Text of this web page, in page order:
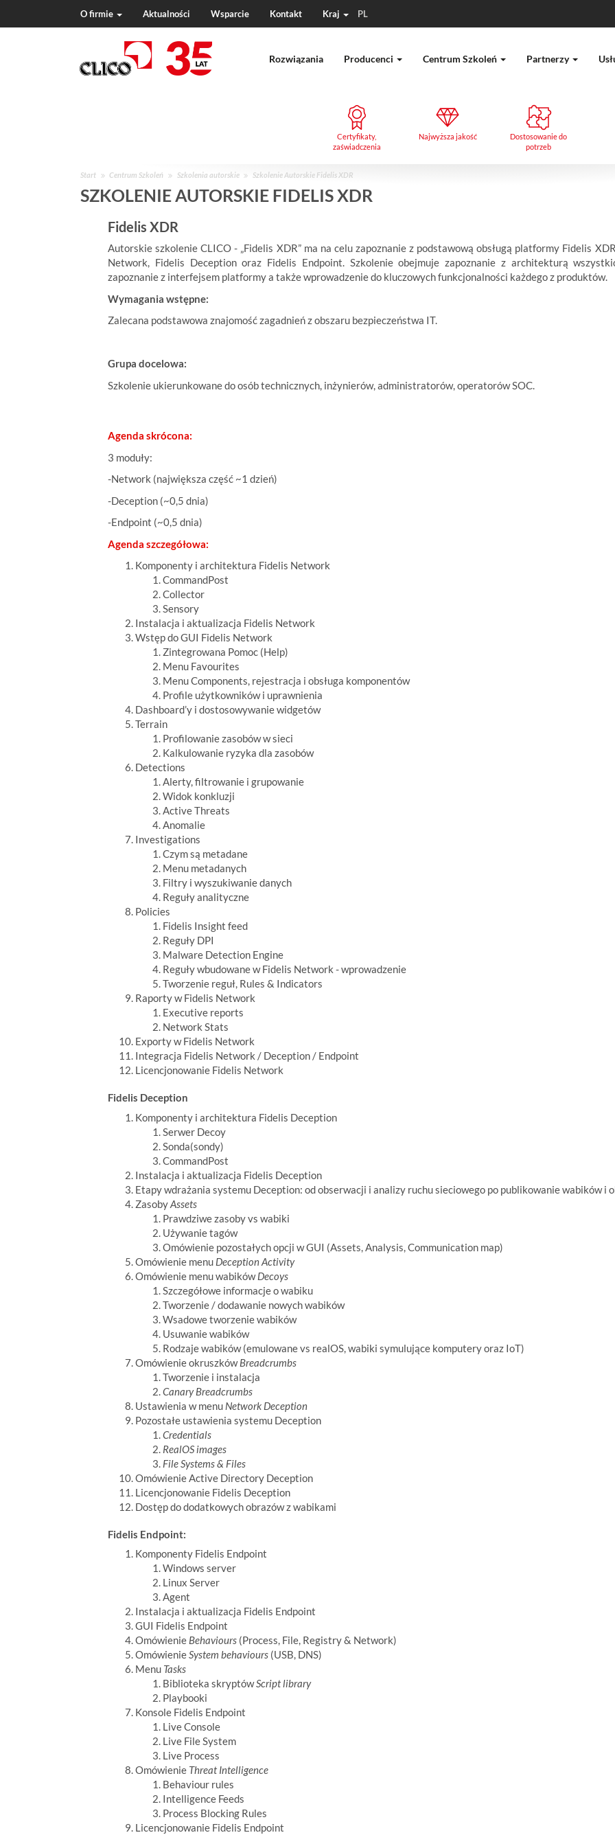
O firmie Aktualności Wsparcie Kontakt Kraj PL
Rozwiązania Producenci Centrum Szkoleń Partnerzy
Certyfikaty,
zaświadczenia
Najwyższa jakość
Dostosowanie do
potrzeb
J
e
s
Start Centrum Szkoleń Szkolenia autorskie Szkolenie Autorskie Fidelis XDR
SZKOLENIE AUTORSKIE FIDELIS XDR
Fidelis XDR
Autorskie szkolenie CLICO - „Fidelis XDR” ma na celu zapoznanie z podstawową obsługą platformy Fidelis
Network, Fidelis Deception oraz Fidelis Endpoint. Szkolenie obejmuje zapoznanie z architekturą
zapoznanie z interfejsem platformy a także wprowadzenie do kluczowych funkcjonalności każdego z produktów.
Wymagania wstępne:
Zalecana podstawowa znajomość zagadnień z obszaru bezpieczeństwa IT.
Grupa docelowa:
Szkolenie ukierunkowane do osób technicznych, inżynierów, administratorów, operatorów SOC.
Agenda skrócona:
3 moduły:
-Network (największa część ~1 dzień)
-Deception (~0,5 dnia)
-Endpoint (~0,5 dnia)
Agenda szczegółowa:
Komponenty i architektura Fidelis Network
CommandPost
Collector
Sensory
Instalacja i aktualizacja Fidelis Network
Wstęp do GUI Fidelis Network
Zintegrowana Pomoc (Help)
Menu Favourites
Menu Components, rejestracja i obsługa komponentów
Profile użytkowników i uprawnienia
Dashboard’y i dostosowywanie widgetów
Terrain
Profilowanie zasobów w sieci
Kalkulowanie ryzyka dla zasobów
Detections
Alerty, filtrowanie i grupowanie
Widok konkluzji
Active Threats
Anomalie
Investigations
Czym są metadane
Menu metadanych
Filtry i wyszukiwanie danych
Reguły analityczne
Policies
Fidelis Insight feed
Reguły DPI
Malware Detection Engine
Reguły wbudowane w Fidelis Network - wprowadzenie
Tworzenie reguł, Rules & Indicators
Raporty w Fidelis Network
Executive reports
Network Stats
Exporty w Fidelis Network
Integracja Fidelis Network / Deception / Endpoint
Licencjonowanie Fidelis Network
Fidelis Deception
Komponenty i architektura Fidelis Deception
Serwer Decoy
Sonda(sondy)
CommandPost
Instalacja i aktualizacja Fidelis Deception
Etapy wdrażania systemu Deception: od obserwacji i analizy ruchu sieciowego po publikowanie wabików i
ZasobyAssets
Prawdziwe zasoby vs wabiki
Używanie tagów
Omówienie pozostałych opcji w GUI (Assets, Analysis, Communication map)
Omówienie menu Deception Activity
Omówienie menu wabikówDecoys
Szczegółowe informacje o wabiku
Tworzenie / dodawanie nowych wabików
Wsadowe tworzenie wabików
Usuwanie wabików
Rodzaje wabików (emulowane vs realOS, wabiki symulujące komputery oraz IoT)
Omówienie okruszkówBreadcrumbs
Tworzenie i instalacja
Canary Breadcrumbs
Ustawienia w menu Network Deception
Pozostałe ustawienia systemu Deception
Credentials
RealOS images
File Systems & Files
Omówienie Active Directory Deception
Licencjonowanie Fidelis Deception
Dostęp do dodatkowych obrazów z wabikami
Fidelis Endpoint:
Komponenty Fidelis Endpoint
Windows server
Linux Server
Agent
Instalacja i aktualizacja Fidelis Endpoint
GUI Fidelis Endpoint
Omówienie Behaviours (Process, File, Registry & Network)
OmówienieSystem behaviours (USB, DNS)
Menu Tasks
Biblioteka skryptówScript library
Playbooki
Konsole Fidelis Endpoint
Live Console
Live File System
Live Process
Omówienie Threat Intelligence
Behaviour rules
Intelligence Feeds
Process Blocking Rules
Licencjonowanie Fidelis Endpoint